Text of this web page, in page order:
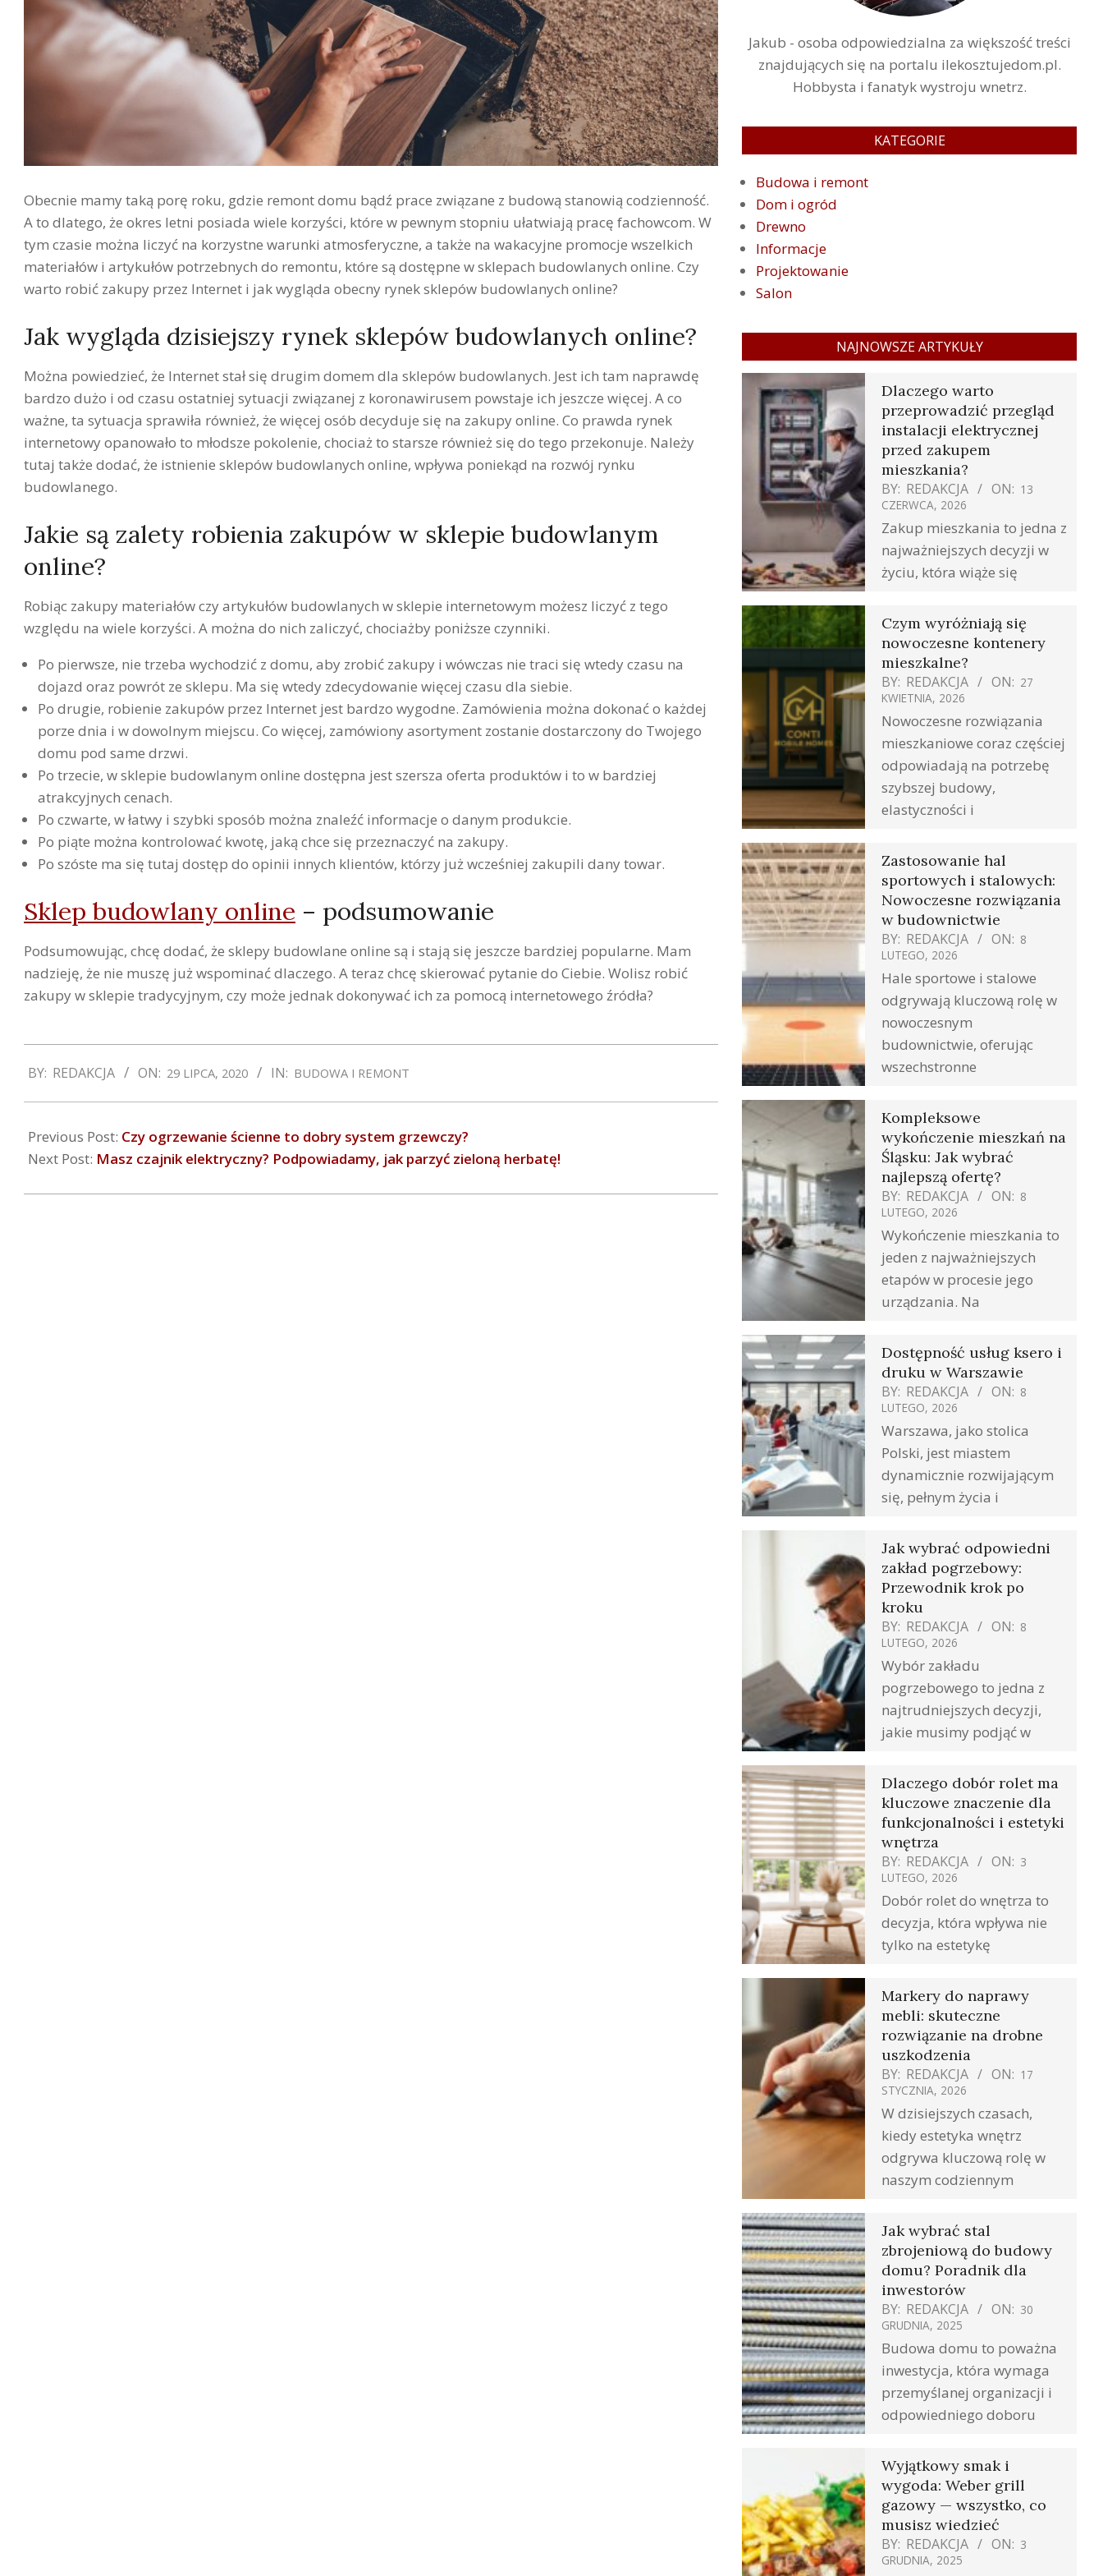
Obecnie mamy taką porę roku, gdzie remont domu bądź prace związane z budową stanowią codzienność.
A to dlatego, że okres letni posiada wiele korzyści, które w pewnym stopniu ułatwiają pracę fachowcom. W
tym czasie można liczyć na korzystne warunki atmosferyczne, a także na wakacyjne promocje wszelkich
materiałów i artykułów potrzebnych do remontu, które są dostępne w sklepach budowlanych online. Czy
warto robić zakupy przez Internet i jak wygląda obecny rynek sklepów budowlanych online?
Jak wygląda dzisiejszy rynek sklepów budowlanych online?
Można powiedzieć, że Internet stał się drugim domem dla sklepów budowlanych. Jest ich tam naprawdę
bardzo dużo i od czasu ostatniej sytuacji związanej z koronawirusem powstaje ich jeszcze więcej. A co
ważne, ta sytuacja sprawiła również, że więcej osób decyduje się na zakupy online. Co prawda rynek
internetowy opanowało to młodsze pokolenie, chociaż to starsze również się do tego przekonuje. Należy
tutaj także dodać, że istnienie sklepów budowlanych online, wpływa poniekąd na rozwój rynku
budowlanego.
Jakie są zalety robienia zakupów w sklepie budowlanym
online?
Robiąc zakupy materiałów czy artykułów budowlanych w sklepie internetowym możesz liczyć z tego
względu na wiele korzyści. A można do nich zaliczyć, chociażby poniższe czynniki.
Po pierwsze, nie trzeba wychodzić z domu, aby zrobić zakupy i wówczas nie traci się wtedy czasu na
dojazd oraz powrót ze sklepu. Ma się wtedy zdecydowanie więcej czasu dla siebie.
Po drugie, robienie zakupów przez Internet jest bardzo wygodne. Zamówienia można dokonać o każdej
porze dnia i w dowolnym miejscu. Co więcej, zamówiony asortyment zostanie dostarczony do Twojego
domu pod same drzwi.
Po trzecie, w sklepie budowlanym online dostępna jest szersza oferta produktów i to w bardziej
atrakcyjnych cenach.
Po czwarte, w łatwy i szybki sposób można znaleźć informacje o danym produkcie.
Po piąte można kontrolować kwotę, jaką chce się przeznaczyć na zakupy.
Po szóste ma się tutaj dostęp do opinii innych klientów, którzy już wcześniej zakupili dany towar.
Sklep budowlany online – podsumowanie
Podsumowując, chcę dodać, że sklepy budowlane online są i stają się jeszcze bardziej popularne. Mam
nadzieję, że nie muszę już wspominać dlaczego. A teraz chcę skierować pytanie do Ciebie. Wolisz robić
zakupy w sklepie tradycyjnym, czy może jednak dokonywać ich za pomocą internetowego źródła?
07-
29
BY: REDAKCJA ON: 29 LIPCA, 2020 IN: BUDOWA I REMONT
Previous Post: Czy ogrzewanie ścienne to dobry system grzewczy?
Next Post: Masz czajnik elektryczny? Podpowiadamy, jak parzyć zieloną herbatę!
Jakub - osoba odpowiedzialna za większość treści
znajdujących się na portalu ilekosztujedom.pl.
Hobbysta i fanatyk wystroju wnetrz.
KATEGORIE
Budowa i remont
Dom i ogród
Drewno
Informacje
Projektowanie
Salon
NAJNOWSZE ARTYKUŁY
Dlaczego warto
przeprowadzić przegląd
instalacji elektrycznej
przed zakupem
mieszkania?
BY: REDAKCJA ON: 13
CZERWCA, 2026
Zakup mieszkania to jedna z
najważniejszych decyzji w
życiu, która wiąże się
Czym wyróżniają się
nowoczesne kontenery
mieszkalne?
BY: REDAKCJA ON: 27
KWIETNIA, 2026
Nowoczesne rozwiązania
mieszkaniowe coraz częściej
odpowiadają na potrzebę
szybszej budowy,
elastyczności i
Zastosowanie hal
sportowych i stalowych:
Nowoczesne rozwiązania
w budownictwie
BY: REDAKCJA ON: 8
LUTEGO, 2026
Hale sportowe i stalowe
odgrywają kluczową rolę w
nowoczesnym
budownictwie, oferując
wszechstronne
Kompleksowe
wykończenie mieszkań na
Śląsku: Jak wybrać
najlepszą ofertę?
BY: REDAKCJA ON: 8
LUTEGO, 2026
Wykończenie mieszkania to
jeden z najważniejszych
etapów w procesie jego
urządzania. Na
Dostępność usług ksero i
druku w Warszawie
BY: REDAKCJA ON: 8
LUTEGO, 2026
Warszawa, jako stolica
Polski, jest miastem
dynamicznie rozwijającym
się, pełnym życia i
Jak wybrać odpowiedni
zakład pogrzebowy:
Przewodnik krok po
kroku
BY: REDAKCJA ON: 8
LUTEGO, 2026
Wybór zakładu
pogrzebowego to jedna z
najtrudniejszych decyzji,
jakie musimy podjąć w
Dlaczego dobór rolet ma
kluczowe znaczenie dla
funkcjonalności i estetyki
wnętrza
BY: REDAKCJA ON: 3
LUTEGO, 2026
Dobór rolet do wnętrza to
decyzja, która wpływa nie
tylko na estetykę
Markery do naprawy
mebli: skuteczne
rozwiązanie na drobne
uszkodzenia
BY: REDAKCJA ON: 17
STYCZNIA, 2026
W dzisiejszych czasach,
kiedy estetyka wnętrz
odgrywa kluczową rolę w
naszym codziennym
Jak wybrać stal
zbrojeniową do budowy
domu? Poradnik dla
inwestorów
BY: REDAKCJA ON: 30
GRUDNIA, 2025
Budowa domu to poważna
inwestycja, która wymaga
przemyślanej organizacji i
odpowiedniego doboru
Wyjątkowy smak i
wygoda: Weber grill
gazowy — wszystko, co
musisz wiedzieć
BY: REDAKCJA ON: 3
GRUDNIA, 2025